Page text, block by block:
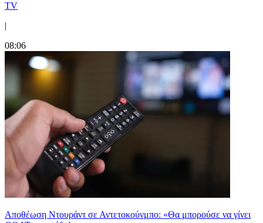
TV
|
08:06
Αποθέωση Ντουράντ σε Αντετοκούνμπο: «Θα μπορούσε να γίνει